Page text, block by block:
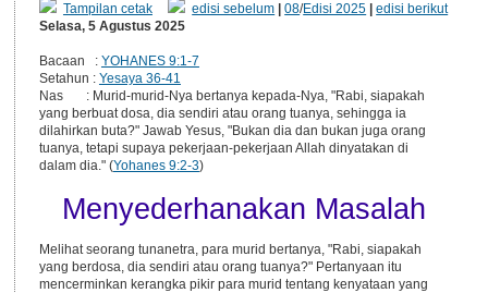
Tampilan cetak edisi sebelum |08/Edisi 2025 |edisi berikut
Selasa, 5 Agustus 2025
Bacaan : YOHANES 9:1-7
Setahun : Yesaya 36-41
Nas : Murid-murid-Nya bertanya kepada-Nya, "Rabi, siapakah
yang berbuat dosa, dia sendiri atau orang tuanya, sehingga ia
dilahirkan buta?" Jawab Yesus, "Bukan dia dan bukan juga orang
tuanya, tetapi supaya pekerjaan-pekerjaan Allah dinyatakan di
dalam dia." (Yohanes 9:2-3)
Menyederhanakan Masalah
Melihat seorang tunanetra, para murid bertanya, "Rabi, siapakah
yang berdosa, dia sendiri atau orang tuanya?" Pertanyaan itu
mencerminkan kerangka pikir para murid tentang kenyataan yang